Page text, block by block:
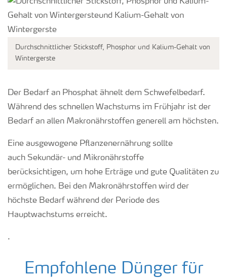
Durchschnittlicher Stickstoff, Phosphor und Kalium-Gehalt von
Wintergerste
Der Bedarf an Phosphat ähnelt dem Schwefelbedarf.
Während des schnellen Wachstums im Frühjahr ist der
Bedarf an allen Makronährstoffen generell am höchsten.
Eine ausgewogene Pflanzenernährung sollte
auch Sekundär- und Mikronährstoffe
berücksichtigen, um hohe Erträge und gute Qualitäten zu
ermöglichen. Bei den Makronährstoffen wird der
höchste Bedarf während der Periode des
Hauptwachstums erreicht.
.
Empfohlene Dünger für